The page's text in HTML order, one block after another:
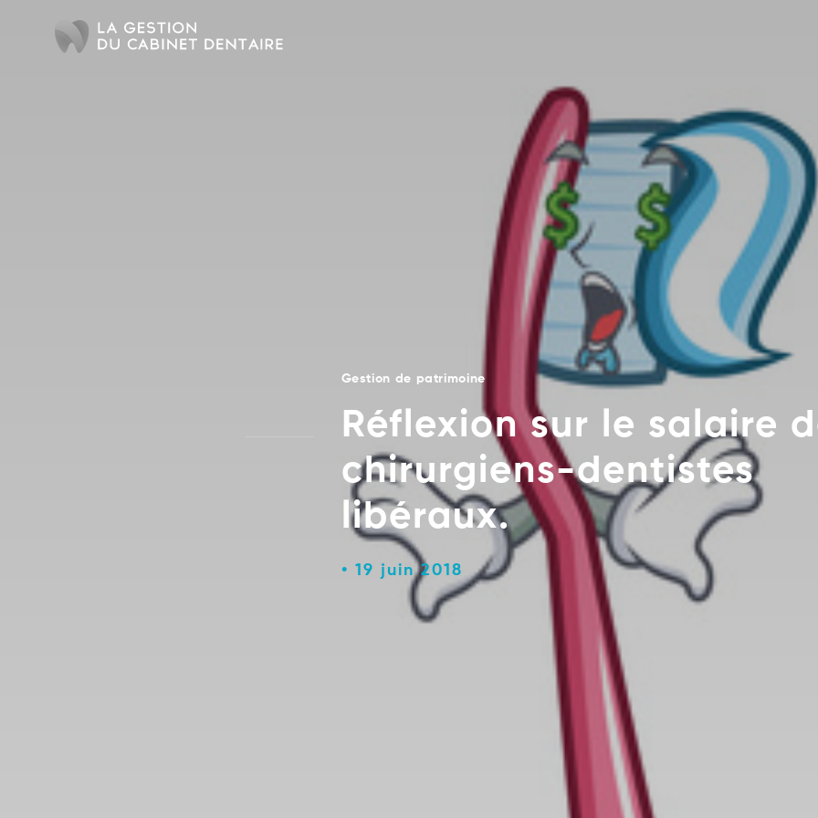
Gestion de patrimoine
Réflexion sur le salaire
chirurgiens-dentistes
libéraux.
19 juin 2018